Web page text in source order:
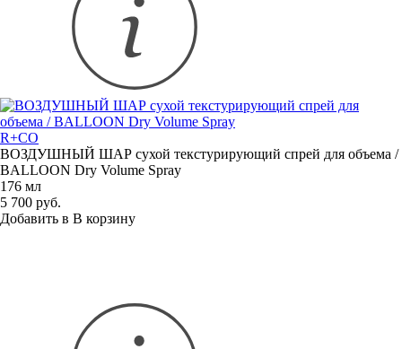
R+CO
ВОЗДУШНЫЙ ШАР сухой текстурирующий спрей для объема /
BALLOON Dry Volume Spray
176 мл
5 700 руб.
Добавить в В корзину